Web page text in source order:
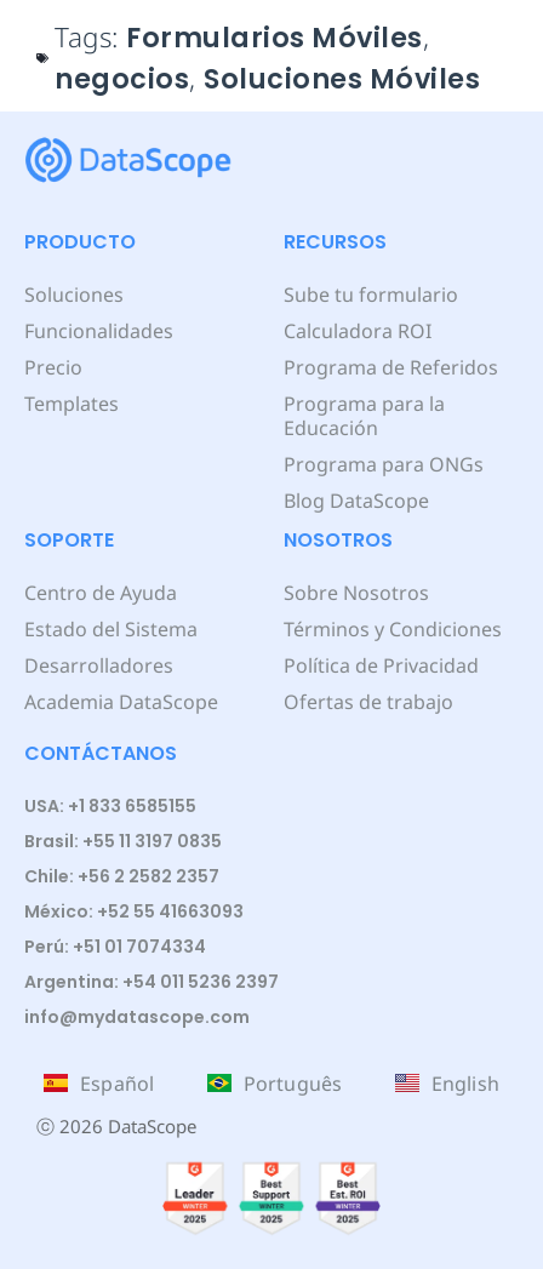
Tags: Formularios Móviles,
negocios, Soluciones Móviles
PRODUCTO
Soluciones
Funcionalidades
Precio
Templates
RECURSOS
Sube tu formulario
Calculadora ROI
Programa de Referidos
Programa para la
Educación
Programa para ONGs
Blog DataScope
SOPORTE
Centro de Ayuda
Estado del Sistema
Desarrolladores
Academia DataScope
NOSOTROS
Sobre Nosotros
Términos y Condiciones
Política de Privacidad
Ofertas de trabajo
CONTÁCTANOS
USA: +1 833 6585155
Brasil: +55 11 3197 0835
Chile: +56 2 2582 2357
México: +52 55 41663093
Perú: +51 01 7074334
Argentina: +54 011 5236 2397
info@mydatascope.com
Español Português English
ⓒ 2026 DataScope